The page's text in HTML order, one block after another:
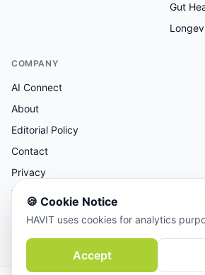
Gut
COMPANY
AI Connect
About
Editorial Policy
Contact
Privacy
Terms
AI-assisted research, human-
🍪 Cookie Notice
HAVIT uses cookies for analytics
Accept